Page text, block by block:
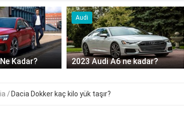
Kadar?
Audi
2023 Audi A6 ne kadar?
Dacia Dokker kaç kilo yük taşır?